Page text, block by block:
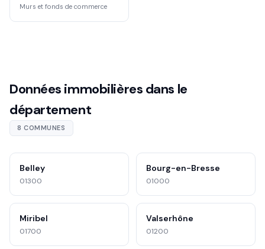
Murs et fonds de commerce
Données immobilières dans le
département
8 COMMUNES
Belley
01300
Bourg-en-Bresse
01000
Miribel
01700
Valserhône
01200